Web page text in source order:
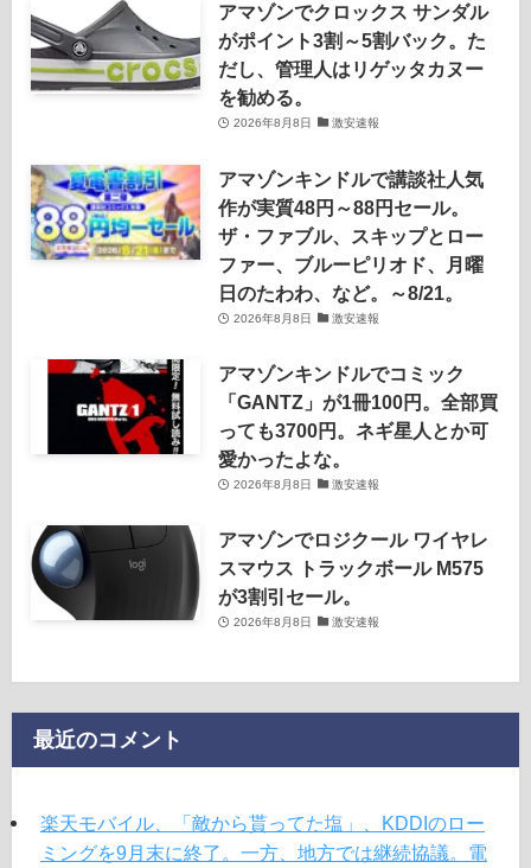
アマゾンでクロックス サンダル
がポイント3割～5割バック。た
だし、管理人はリゲッタカヌー
を勧める。
2026年8月8日 激安速報
アマゾンキンドルで講談社人気
作が実質48円～88円セール。
ザ・ファブル、スキップとロー
ファー、ブルーピリオド、月曜
日のたわわ、など。～8/21。
2026年8月8日 激安速報
アマゾンキンドルでコミック
「GANTZ」が1冊100円。全部買
っても3700円。ネギ星人とか可
愛かったよな。
2026年8月8日 激安速報
アマゾンでロジクール ワイヤレ
スマウス トラックボール M575
が3割引セール。
2026年8月8日 激安速報
最近のコメント
楽天モバイル、「敵から貰ってた塩」、KDDIのロー
ミングを9月末に終了。一方、地方では継続協議。電